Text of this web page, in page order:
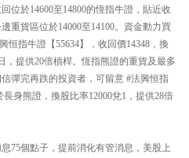
位於14600至14800的恆指牛證，貼近收
重貨區位於14000至14100。資金動力買
恒指牛證【55634】，收回價14348，換
，提供20倍槓桿。恆指熊證的重貨及最多
彈完再跌的投資者，可留意 #法興恒指
身熊證，換股比率12000兌1，提供28倍
75個點子，提前消化有管消息，美股上